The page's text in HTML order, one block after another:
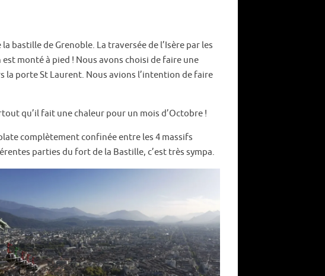
bastille de Grenoble. La traversée de l’Isère par les
monté à pied ! Nous avons choisi de faire une
la porte St Laurent. Nous avions l’intention de faire
qu’il fait une chaleur pour un mois d’Octobre !
complètement confinée entre les 4 massifs
parties du fort de la Bastille, c’est très sympa.